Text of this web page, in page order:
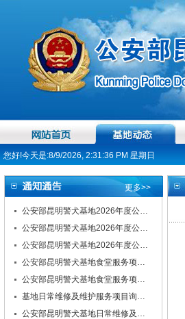
您好!今天是:8/9/2026, 2:31:37 PM 星期日
更多>>
公安部昆明警犬基地2026年度公…
公安部昆明警犬基地2026年度公…
公安部昆明警犬基地2026年度公…
公安部昆明警犬基地食堂服务项…
公安部昆明警犬基地食堂服务项…
基地日常维修及维护服务项目询…
公安部昆明警犬基地日常维修及…